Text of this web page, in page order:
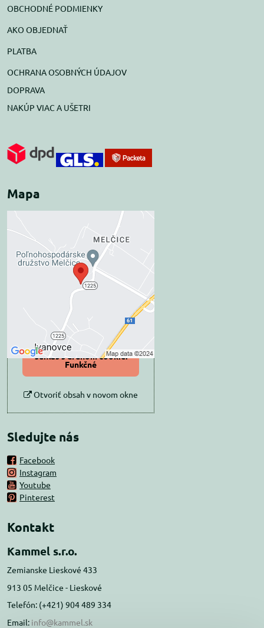
OBCHODNÉ PODMIENKY
AKO OBJEDNAŤ
PLATBA
OCHRANA OSOBNÝCH ÚDAJOV
DOPRAVA
NAKÚP VIAC A UŠETRI
Mapa
Externý obsah je
blokovaný Voľbami
súkromia
Prajete si načítať externý obsah?
Povoliť tentokrát
Povoliť a zapamätať -
súhlas s druhom cookie:
Funkčné
Otvoriť obsah v novom okne
Sledujte nás
Facebook
Instagram
Youtube
Pinterest
Kontakt
Kammel s.r.o.
Zemianske Lieskové 433
913 05 Melčice - Lieskové
Telefón: (+421) 904 489 334
Email: info@kammel.sk